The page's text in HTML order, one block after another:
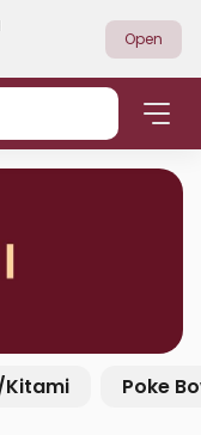
Open
Kitami Poke